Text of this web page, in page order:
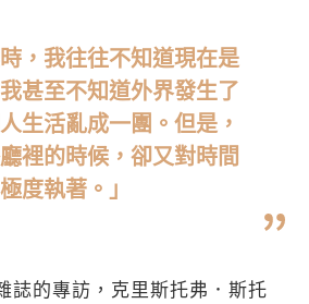
時，我往往不知道現在是
甚至不知道外界發生了
生活亂成一團。但是，
裡的時候，卻又對時間
極度執著。」
誌的專訪，克里斯托弗．斯托